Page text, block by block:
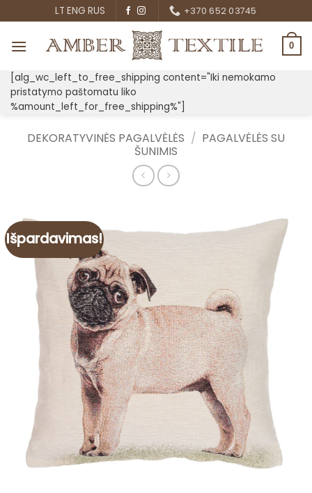
to
content
LT ENG RUS +370 652 03745
0
[alg_wc_left_to_free_shipping content="Iki nemokamo
pristatymo paštomatu liko
%amount_left_for_free_shipping%"]
DEKORATYVINĖS PAGALVĖLĖS / PAGALVĖLĖS SU
ŠUNIMIS
Išpardavimas!